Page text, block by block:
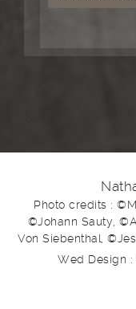
Photo credits :
©Johann Sauty,
Von Siebenthal,
Wed Design